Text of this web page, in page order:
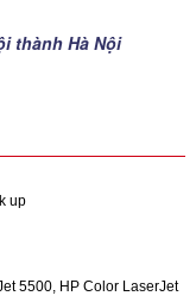
thành Hà Nội
up
5500, HP Color LaserJet